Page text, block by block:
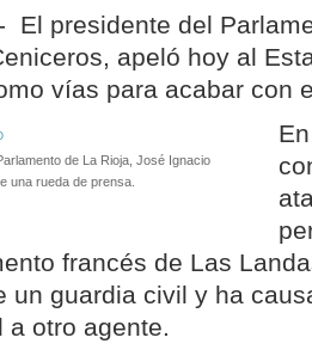
El presidente del
apeló hoy al
vías para acabar con
de La Rioja, José Ignacio
una rueda de prensa.
francés de Las
un guardia civil y ha
a otro agente.